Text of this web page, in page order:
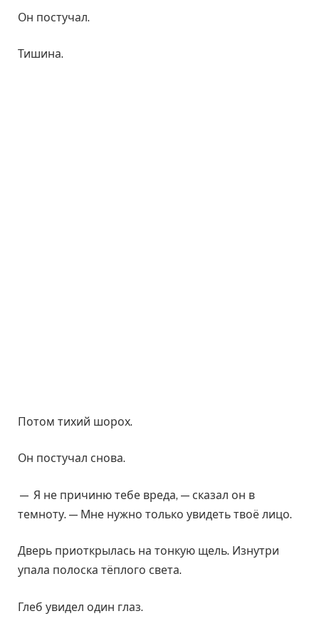
Он постучал.
Тишина.
Потом тихий шорох.
Он постучал снова.
— Я не причиню тебе вреда, — сказал он в
темноту. — Мне нужно только увидеть твоё лицо.
Дверь приоткрылась на тонкую щель. Изнутри
упала полоска тёплого света.
Глеб увидел один глаз.